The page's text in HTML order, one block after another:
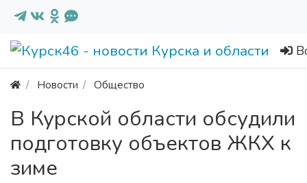
Новости Общество
В Курской области обсудили
подготовку объектов ЖКХ к
зиме